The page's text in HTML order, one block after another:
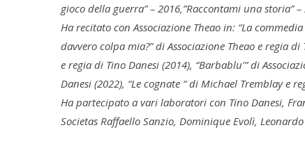
gioco della guerra” – 2016,”Raccontami una storia” –
Ha recitato con Associazione Theao in: “La
davvero colpa mia?” di Associazione Theao e regia
e regia di Tino Danesi (2014), “Barbablu'” di
Danesi (2022), “Le cognate “ di Michael Tremblay e
Ha partecipato a vari laboratori con Tino Danesi,
Societas Raffaello Sanzio, Dominique Evolì,